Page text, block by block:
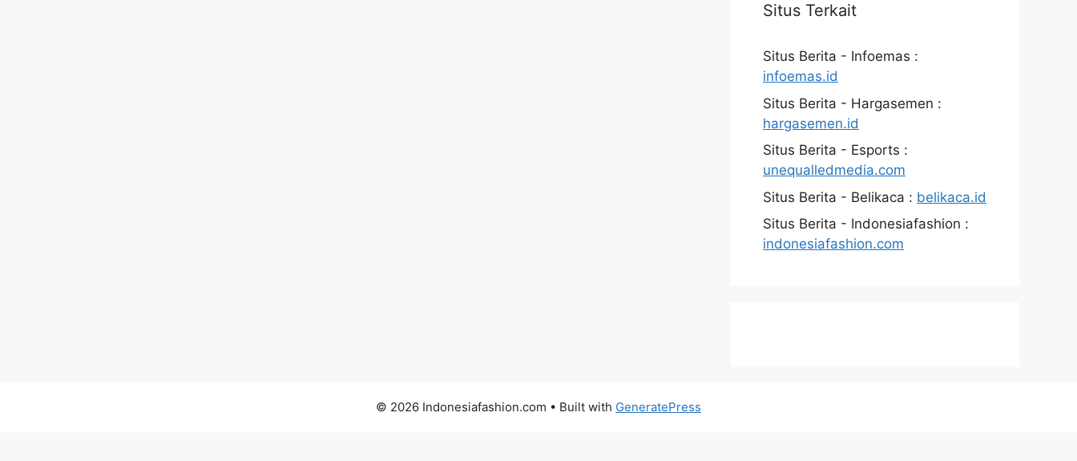
Situs Terkait
Situs Berita - Infoemas :
infoemas.id
Situs Berita - Hargasemen :
hargasemen.id
Situs Berita - Esports :
unequalledmedia.com
Situs Berita - Belikaca : belikaca.id
Situs Berita - Indonesiafashion :
indonesiafashion.com
© 2026 Indonesiafashion.com • Built with GeneratePress